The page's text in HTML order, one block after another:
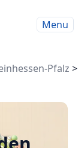
Menu
Pfalz >